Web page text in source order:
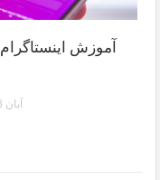
آموزش
1397 آبان 28